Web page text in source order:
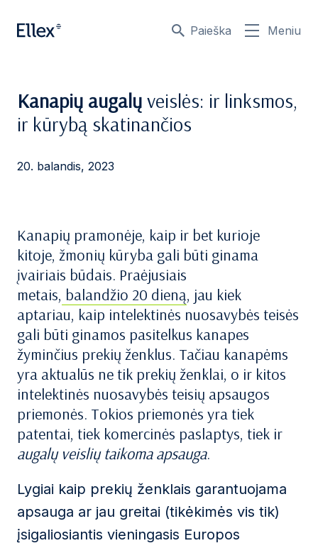
Paieška Meniu
Kanapių augalų veislės: ir linksmos,
ir kūrybą skatinančios
20. balandis, 2023
Kanapių pramonėje, kaip ir bet kurioje
kitoje, žmonių kūryba gali būti ginama
įvairiais būdais. Praėjusiais
metais, balandžio 20 dieną, jau kiek
aptariau, kaip intelektinės nuosavybės teisės
gali būti ginamos pasitelkus kanapes
žyminčius prekių ženklus. Tačiau kanapėms
yra aktualūs ne tik prekių ženklai, o ir kitos
intelektinės nuosavybės teisių apsaugos
priemonės. Tokios priemonės yra tiek
patentai, tiek komercinės paslaptys, tiek ir
augalų veislių taikoma apsauga.
Lygiai kaip prekių ženklais garantuojama
apsauga ar jau greitai (tikėkimės vis tik)
įsigaliosiantis vieningasis Europos